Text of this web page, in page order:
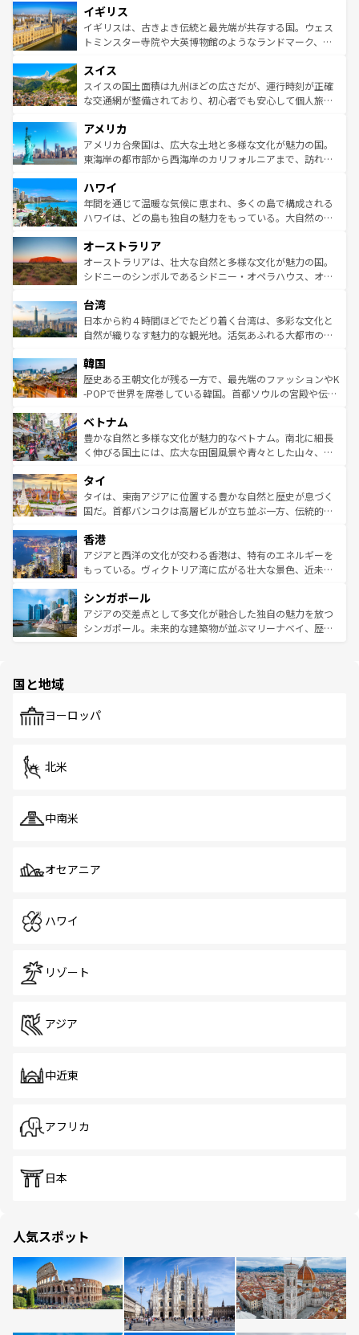
いる。シャンパンの発祥地であるランス、プロヴァンスの
香り高いラベンダー畑など、多彩な楽しみ方が可能だ。さ
らに、パリ以外の地域にも魅力が溢れており、どの街角に
れる地方に足を運ぶとそれぞれで全く異なる文化を体験で
きるだろう。 なお、新着のフランス情報はコンテンツ一覧
を参照してほしい。
顔を持つこの国は、どこを歩いても飽きることがない。ベ
ルリンの文化的活気、バイエルン州のアルプスの絶景、そ
してライン川沿いのワイン畑といった風景は必見。ビール
は、お酒好きな人にはぜひ体験してほしい。 なお、新着の
ドイツ情報はコンテンツ一覧を参照してほしい。
イギリス
イギリスは、古きよき伝統と最先端が共存する国。ウェス
トミンスター寺院や大英博物館のようなランドマーク、歴
リアごとに異なる魅力がある。また、優雅なアフタヌーン
ティー、ビール好きにはたまらない英国パブ、サッカー観
戦など、本場だからこそできる体験も豊富。イギリスを旅
ンツ一覧を参照してほしい。
スイス
スイスの国土面積は九州ほどの広さだが、運行時刻が正確
な交通網が整備されており、初心者でも安心して個人旅行
の建物がそのまま残る町や、スイスならではのユニークな
博物館もあり、アルプス観光だけでなく町歩きも満喫する
ことができる。国民の所得が高いため物価も高いが、旅行
ば市内交通費無料で観光を楽しむこともできる。 なお、新
着のスイス情報はコンテンツ一覧 を参照してほしい。
アメリカ
アメリカ合衆国は、広大な土地と多様な文化が魅力の国。
東海岸の都市部から西海岸のカリフォルニアまで、訪れる
のような巨大都市は、観光、ショッピング、エンターテイ
ンメントが詰まった刺激的なスポットだ。一方、アメリカ
西部には大自然が広がり、グランドキャニオンやイエロー
部のニューオーリンズでは、音楽と美食が融合した独特の
文化が魅力。旅行者はアメリカの各地域で異なる魅力を楽
しみながら、その多様性と豊かな歴史を感じることができ
ならではの贅沢な旅のスタイルだ。 なお、新着のアメリカ
情報はコンテンツ一覧を参照してほしい。
ハワイ
年間を通じて温暖な気候に恵まれ、多くの島で構成される
ハワイは、どの島も独自の魅力をもっている。大自然の神
ワイ島は見逃せない。また、定番の観光地といえばオアフ
島だが、静かな自然を求めるならマウイ島やカウアイ島が
おすすめ。エメラルドグリーンに輝く海をはじめ、豊かな
れるおもてなしの心で訪れる人々を迎えてくれるハワイの
人々、おいしいローカルフードやハワイアンミュージッ
ク、伝統的なフラダンスなど、すべてがハワイの魅力を彩
ワイを、存分に味わってほしい。 なお、新着のハワイ情報
はコンテンツ一覧を参照してほしい。
オーストラリア
オーストラリアは、壮大な自然と多様な文化が魅力の国。
シドニーのシンボルであるシドニー・オペラハウス、オー
リアリーフや大陸中央部にそびえるウルル（エアーズロッ
ク）、タスマニアの美しい原生林やケアンズの熱帯雨林な
ど、見どころがたくさん。また、カフェやワイン、オージ
いる。アクティビティも充実しており、サーフィンやダイ
ビング、ハイキングなど、アウトドア好きにはたまらな
い。オーストラリアの多彩な魅力を存分に味わいつくそ
参照してほしい。
台湾
日本から約４時間ほどでたどり着く台湾は、多彩な文化と
自然が織りなす魅力的な観光地。活気あふれる大都市の台
ン）、静ひつな山岳地帯である台湾東部など、都市の喧騒
と山間の静けさが共存しており、訪れる人に新しい発見と
驚きをもたらしてくれる。また、奥深い台湾の食文化も魅
容にもいいと評判のスイーツなど、バラエティ豊かな料理
が味わえる。 なお、新着の台湾情報は コンテンツ一覧を参
照してほしい。
韓国
歴史ある王朝文化が残る一方で、最先端のファッションやK
-POPで世界を席巻している韓国。首都ソウルの宮殿や伝統
き、地方に足を延ばせば四季折々の自然美を楽しむことが
できる。そして、キムチや焼肉、絶品のストリートフード
まで、さまざまな韓国料理が待っている。夜には、韓国な
リティに包まれながら、韓国の多彩な魅力を心ゆくまで味
わってみてほしい。 なお、新着の韓国情報はコンテンツ一
覧を参照してほしい。
ベトナム
豊かな自然と多様な文化が魅力的なベトナム。南北に細長
く伸びる国土には、広大な田園風景や青々とした山々、世
急速な発展と共に伝統が息づく。ハノイの古い町並みやホ
ーチミン市のフランス統治時代の建物も、独特の雰囲気を
醸し出している。また、バラエティの豊かさとおいしさで
とつ。フォーやバインミー、ベトナムコーヒーなどは、ぜ
ひ現地で味わいたい。どの地域を訪れてもあたたかい人々
が旅行者を迎えてくれるので、きっと忘れられない旅にな
参照してほしい。
タイ
タイは、東南アジアに位置する豊かな自然と歴史が息づく
国だ。首都バンコクは高層ビルが立ち並ぶ一方、伝統的な
の活気が交差している。北部ではチェンマイなどの山岳地
帯で自然と触れ合い、南部ではプーケットやクラビの美し
いビーチでリゾート気分を楽しむことができる。タイ料理
激する。気候は一年中温暖で、どの季節にも異なる楽しみ
が待っている。親しみやすいタイの人々、仏教を中心とし
た文化、そして多様な観光資源が、訪れる旅人を魅了し続
香港
アジアと西洋の文化が交わる香港は、特有のエネルギーを
もっている。ヴィクトリア湾に広がる壮大な景色、近未来
み、どこを訪れても感動するはず。観光スポットが密集し
ており、効率よく見どころを回れるのも魅力。息をのむよ
うな絶景から文化的な体験まで、香港を存分に楽しみ尽く
シンガポール
アジアの交差点として多文化が融合した独自の魅力を放つ
シンガポール。未来的な建築物が並ぶマリーナベイ、歴史
で、ホーカーズは地元の風情を楽しめる外せないスポット
国と地域
ヨーロッパ
北米
中南米
オセアニア
ハワイ
リゾート
アジア
中近東
アフリカ
日本
人気スポット